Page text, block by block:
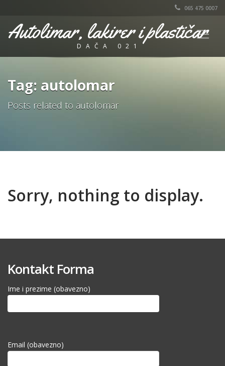
065 475 0007
Autolimar, lakirer i plastičar
DAČA 021
Tag: autolomar
Posts related to autolomar
Sorry, nothing to display.
Kontakt Forma
Ime i prezime (obavezno)
Email (obavezno)